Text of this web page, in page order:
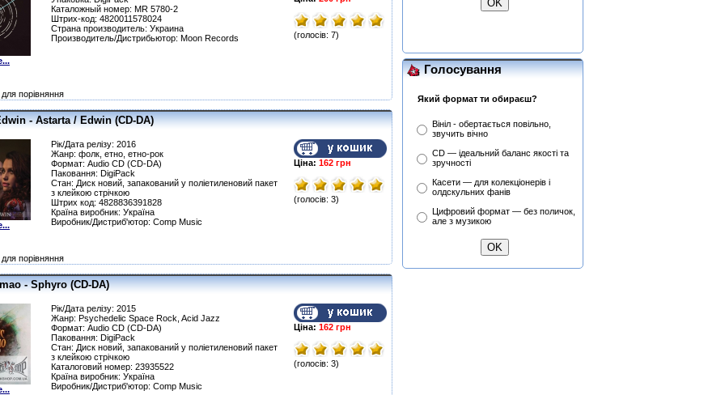
(голосів: 7)
Каталожный номер: MR 5780-2
Штрих-код: 4820011578024
Страна производитель: Украина
Производитель/Дистрибьютор: Moon Records
порівняння
- Astarta / Edwin (CD-DA)
Ціна: 162 грн
(голосів: 3)
Рік/Дата релізу: 2016
Жанр: фолк, етно, етно-рок
Формат: Audio CD (CD-DA)
Паковання: DigiPack
Стан: Диск новий, запакований у поліетиленовий пакет
з клейкою стрічкою
Штрих код: 4828836391828
Країна виробник: Україна
Виробник/Дистриб'ютор: Comp Music
порівняння
- Sphyro (CD-DA)
Ціна: 162 грн
(голосів: 3)
Рік/Дата релізу: 2015
Жанр: Psychedelic Space Rock, Acid Jazz
Формат: Audio CD (CD-DA)
Паковання: DigiPack
Стан: Диск новий, запакований у поліетиленовий пакет
з клейкою стрічкою
Каталоговий номер: 23935522
Країна виробник: Україна
Виробник/Дистриб'ютор: Comp Music
Lanzon (Філ Лансон) (Blue)
Голосування
Який формат ти обираєш?
Вініл - обертається повільно,
звучить вічно
CD — ідеальний баланс якості та
зручності
Касети — для колекціонерів і
олдскульних фанів
Цифровий формат — без поличок,
але з музикою